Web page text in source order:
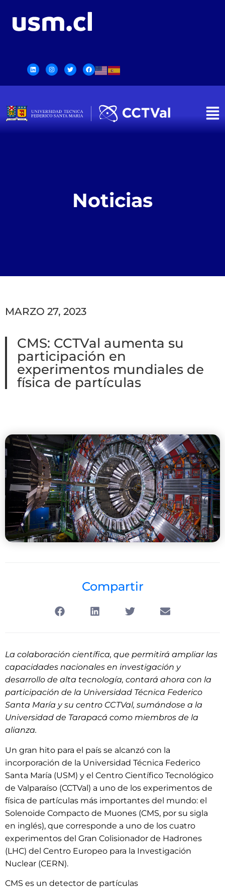
Noticias
MARZO 27, 2023
CMS: CCTVal aumenta su
participación en
experimentos mundiales de
física de partículas
Compartir
La colaboración científica, que permitirá ampliar las
capacidades nacionales en investigación y
desarrollo de alta tecnología, contará ahora con la
participación de la Universidad Técnica Federico
Santa María y su centro CCTVal, sumándose a la
Universidad de Tarapacá como miembros de la
alianza.
Un gran hito para el país se alcanzó con la
incorporación de la Universidad Técnica Federico
Santa María (USM) y el Centro Científico Tecnológico
de Valparaíso (CCTVal) a uno de los experimentos de
física de partículas más importantes del mundo: el
Solenoide Compacto de Muones (CMS, por su sigla
en inglés), que corresponde a uno de los cuatro
experimentos del Gran Colisionador de Hadrones
(LHC) del Centro Europeo para la Investigación
Nuclear (CERN).
CMS es un detector de partículas